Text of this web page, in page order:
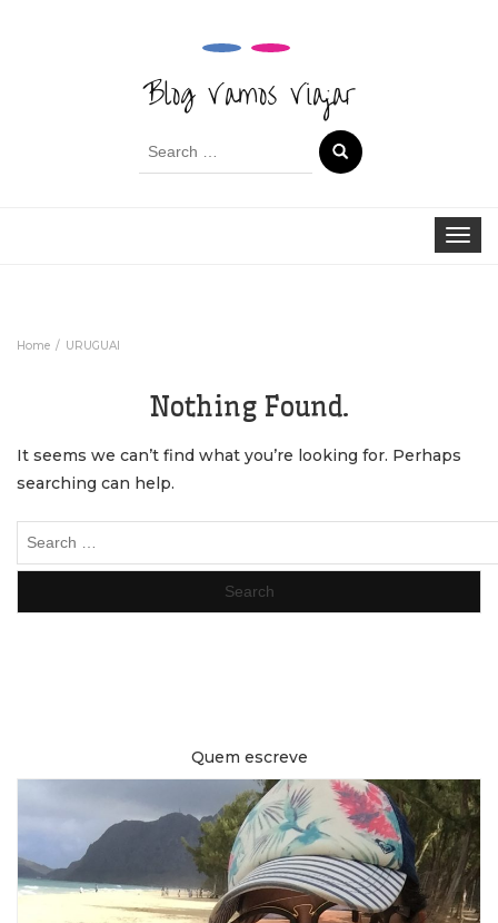
Blog Vamos Viajar
Search
for:
Toggle
Home URUGUAI
Nothing Found.
It seems we can’t find what you’re looking for. Perhaps
searching can help.
Search
for:
Quem escreve